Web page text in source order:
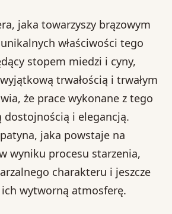
jaka towarzyszy brązowym
właściwości tego
stopem miedzi i cyny,
trwałością i trwałym
że prace wykonane z tego
dostojnością i elegancją.
jaka powstaje na
wyniku procesu starzenia,
charakteru i jeszcze
wytworną atmosferę.